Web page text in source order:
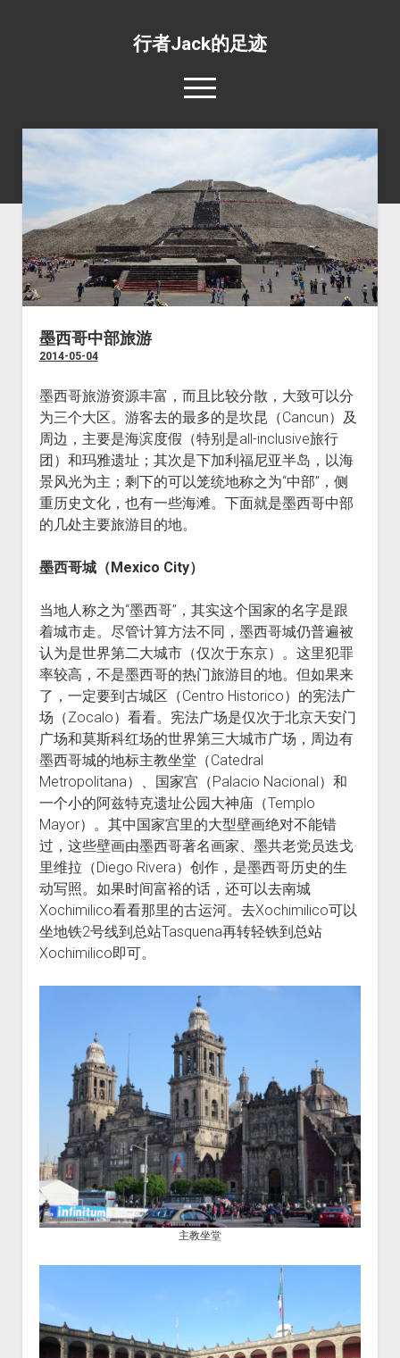
行者Jack的足迹
open
menu
专题照片
open
dropdown
menu
世界美食
野生动物
宗教场所
文化遗址
世界之最
旅游杂文
open
dropdown
menu
环绕地球一周并不难
工薪族也可以周游世界
目的地推荐
open
dropdown
menu
四条最惊心动魄的航线
五条最具挑战性的公路
五条最值得体验的火车线路
墨西哥中部旅游
2014-05-04
墨西哥旅游资源丰富，而且比较分散，大致可以分
为三个大区。游客去的最多的是坎昆（Cancun）及
周边，主要是海滨度假（特别是all-inclusive旅行
团）和玛雅遗址；其次是下加利福尼亚半岛，以海
景风光为主；剩下的可以笼统地称之为“中部”，侧
重历史文化，也有一些海滩。下面就是墨西哥中部
的几处主要旅游目的地。
墨西哥城（Mexico City）
当地人称之为“墨西哥”，其实这个国家的名字是跟
着城市走。尽管计算方法不同，墨西哥城仍普遍被
认为是世界第二大城市（仅次于东京）。这里犯罪
率较高，不是墨西哥的热门旅游目的地。但如果来
了，一定要到古城区（Centro Historico）的宪法广
场（Zocalo）看看。宪法广场是仅次于北京天安门
广场和莫斯科红场的世界第三大城市广场，周边有
墨西哥城的地标主教坐堂（Catedral
Metropolitana）、国家宫（Palacio Nacional）和
一个小的阿兹特克遗址公园大神庙（Templo
Mayor）。其中国家宫里的大型壁画绝对不能错
过，这些壁画由墨西哥著名画家、墨共老党员迭戈·
里维拉（Diego Rivera）创作，是墨西哥历史的生
动写照。如果时间富裕的话，还可以去南城
Xochimilico看看那里的古运河。去Xochimilico可以
坐地铁2号线到总站Tasquena再转轻铁到总站
Xochimilico即可。
主教坐堂